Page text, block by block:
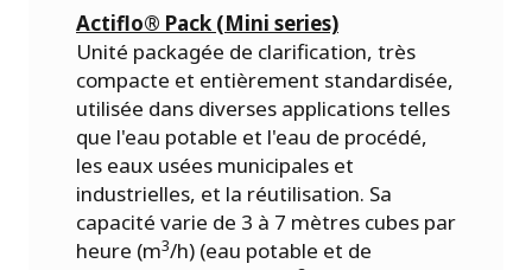
Actiflo® Pack (Mini series)
Unité packagée de clarification, très
compacte et entièrement standardisée,
utilisée dans diverses applications telles
que l'eau potable et l'eau de procédé,
les eaux usées municipales et
industrielles, et la réutilisation. Sa
capacité varie de 3 à 7 mètres cubes par
heure (m3/h) (eau potable et de